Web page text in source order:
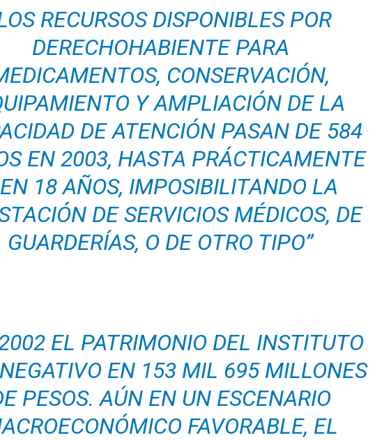
RECURSOS DISPONIBLES POR
DERECHOHABIENTE PARA
CONSERVACIÓN,
Y AMPLIACIÓN DE LA
DE ATENCIÓN PASAN DE 584
EN 2003, HASTA PRÁCTICAMENTE
18 AÑOS, IMPOSIBILITANDO LA
DE SERVICIOS MÉDICOS, DE
GUARDERÍAS, O DE OTRO TIPO”
EL PATRIMONIO DEL INSTITUTO
EN 153 MIL 695 MILLONES
PESOS. AÚN EN UN ESCENARIO
FAVORABLE, EL